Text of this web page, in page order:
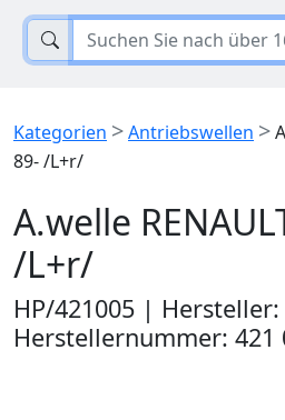
Kategorien >Antriebswellen >
89- /L+r/
A.welle
/L+r/
HP/421005 | Hersteller:
Herstellernummer: 421